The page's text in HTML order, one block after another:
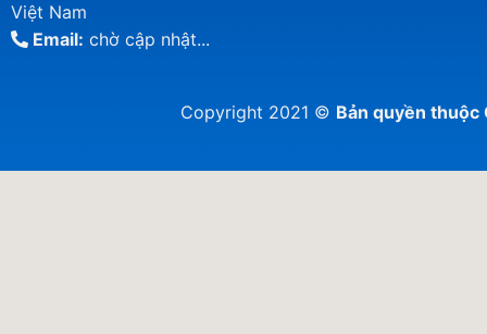
Việt Nam
Email: chờ cập nhật...
Copyright 2021 © Bản quyền thuộc